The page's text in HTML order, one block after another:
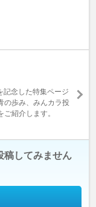
記念した特集ページ
の歩み、みんカラ投
紹介します。
稿してみません